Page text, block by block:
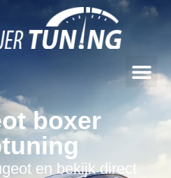
boxer
en bekijk direct